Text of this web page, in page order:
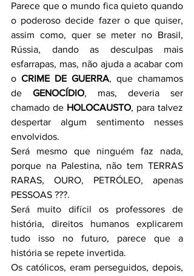
Parece que o mundo fica quieto quando
o poderoso decide fazer o que quiser,
assim como, quer se meter no Brasil,
Rússia, dando as desculpas mais
esfarrapas, mas, não ajuda a acabar com
o CRIME DE GUERRA, que chamamos
de GENOCÍDIO, mas, deveria ser
chamado de HOLOCAUSTO, para talvez
despertar algum sentimento nesses
envolvidos.
Será mesmo que ninguém faz nada,
porque na Palestina, não tem TERRAS
RARAS, OURO, PETRÓLEO, apenas
PESSOAS ???.
Será muito difícil os professores de
história, direitos humanos explicarem
tudo isso no futuro, parece que a
história se repete invertida.
Os católicos, eram perseguidos, depois,